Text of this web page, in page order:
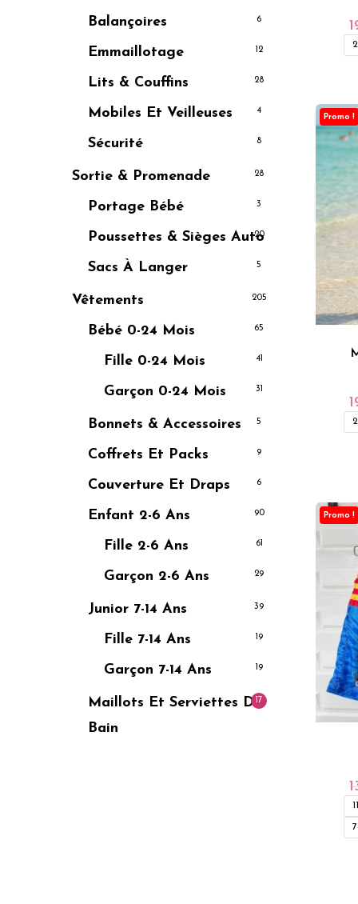
Balançoires 6
Emmaillotage 12
Lits & Couffins 28
Mobiles Et Veilleuses 4
Sécurité 8
Sortie & Promenade 28
Portage Bébé 3
Poussettes & Sièges Auto
20
Sacs À Langer 5
Vêtements 205
Bébé 0-24 Mois 65
Fille 0-24 Mois 41
Garçon 0-24 Mois 31
Bonnets & Accessoires 5
Coffrets Et Packs 9
Couverture Et Draps 6
Enfant 2-6 Ans 90
Fille 2-6 Ans 61
Garçon 2-6 Ans 29
Junior 7-14 Ans 39
Fille 7-14 Ans 19
Garçon 7-14 Ans 19
Maillots Et Serviettes De
Bain
17
Promo !
Promo !